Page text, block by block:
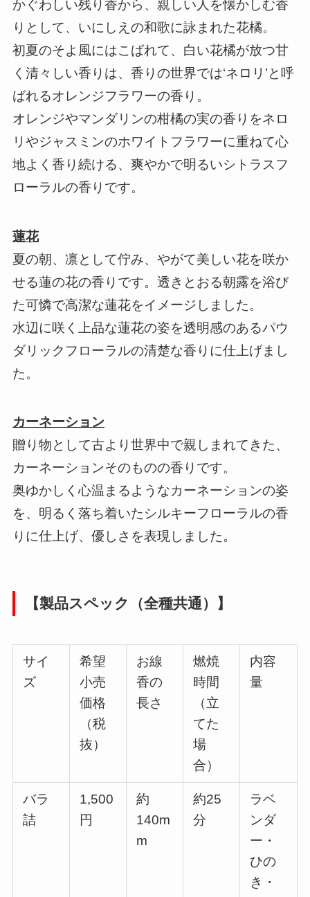
かぐわしい残り香から、親しい人を懐かしむ香
りとして、いにしえの和歌に詠まれた花橘。
初夏のそよ風にはこばれて、白い花橘が放つ甘
く清々しい香りは、香りの世界では‘ネロリ’と呼
ばれるオレンジフラワーの香り。
オレンジやマンダリンの柑橘の実の香りをネロ
リやジャスミンのホワイトフラワーに重ねて心
地よく香り続ける、爽やかで明るいシトラスフ
ローラルの香りです。
蓮花
夏の朝、凛として佇み、やがて美しい花を咲か
せる蓮の花の香りです。透きとおる朝露を浴び
た可憐で高潔な蓮花をイメージしました。
水辺に咲く上品な蓮花の姿を透明感のあるパウ
ダリックフローラルの清楚な香りに仕上げまし
た。
カーネーション
贈り物として古より世界中で親しまれてきた、
カーネーションそのものの香りです。
奥ゆかしく心温まるようなカーネーションの姿
を、明るく落ち着いたシルキーフローラルの香
りに仕上げ、優しさを表現しました。
【製品スペック（全種共通）】
サイ
ズ
希望
小売
価格
（税
抜）
お線
香の
長さ
燃焼
時間
（立
てた
場
合）
内容
量
バラ
詰
1,500
円
約
140m
m
約25
分
ラベ
ンダ
ー・
ひの
き・